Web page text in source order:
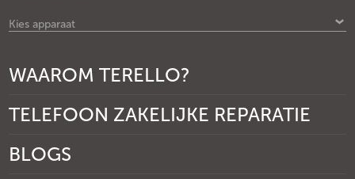
Kies apparaat
WAAROM TERELLO?
TELEFOON ZAKELIJKE REPARATIE
BLOGS